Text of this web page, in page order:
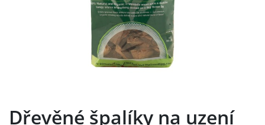
Dřevěné špalíky na uzení